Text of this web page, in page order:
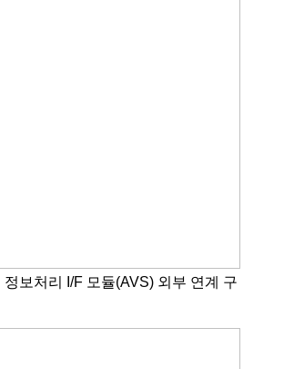
보처리 I/F 모듈(AVS) 외부 연계 구